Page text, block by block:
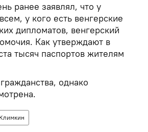
ранее заявлял, что у
у кого есть венгерские
дипломатов, венгерский
Как утверждают в
тысяч паспортов жителям
однако